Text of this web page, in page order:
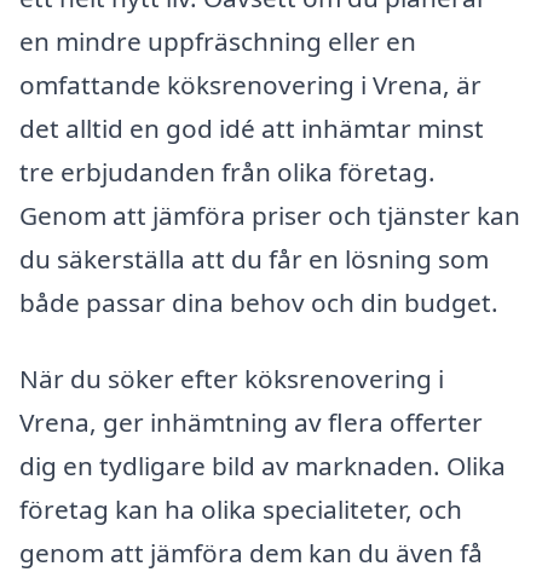
en mindre uppfräschning eller en
omfattande köksrenovering i Vrena, är
det alltid en god idé att inhämtar minst
tre erbjudanden från olika företag.
Genom att jämföra priser och tjänster kan
du säkerställa att du får en lösning som
både passar dina behov och din budget.
När du söker efter köksrenovering i
Vrena, ger inhämtning av flera offerter
dig en tydligare bild av marknaden. Olika
företag kan ha olika specialiteter, och
genom att jämföra dem kan du även få